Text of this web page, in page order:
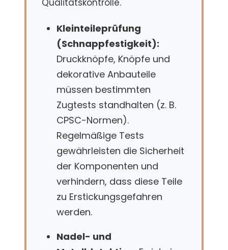
Qualitätskontrolle.
Kleinteileprüfung
(Schnappfestigkeit):
Druckknöpfe, Knöpfe und
dekorative Anbauteile
müssen bestimmten
Zugtests standhalten (z. B.
CPSC-Normen).
Regelmäßige Tests
gewährleisten die Sicherheit
der Komponenten und
verhindern, dass diese Teile
zu Erstickungsgefahren
werden.
Nadel- und